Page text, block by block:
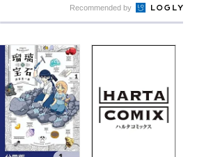
Recommended by